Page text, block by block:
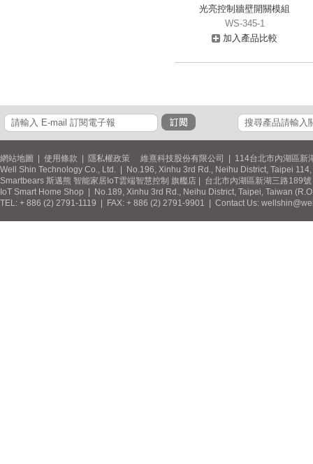
光亮控制牆壁開關模組
WS-345-1
加入產品比較
網站地圖 使用條款 隱私權政策 維熹科技股份有限公司 | 114台北市內湖區新
Well Shin Technology Co., Ltd. | No.196, Xinhu 3rd Rd., Neihu District, Taipei
Smartbears 斯邁熊 智能家居IoT雲端智慧控制 旗艦店 | 台北市內湖區新湖三路189
IoT Smart Home Shop | No.189, Xinhu 3rd Rd., Neihu District, Taipei, Taiwan
TEL: + 886 (2) 2791-1119 | FAX: + 886 (2) 2791-9901 | Contact Us: